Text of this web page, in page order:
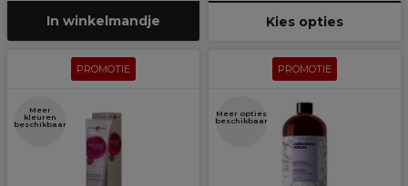
In winkelmandje Kies opties
PROMOTIE
Meer
kleuren
beschikbaar
PROMOTIE
Meer opties
beschikbaar